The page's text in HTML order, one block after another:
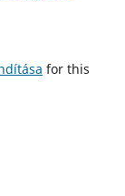
for this